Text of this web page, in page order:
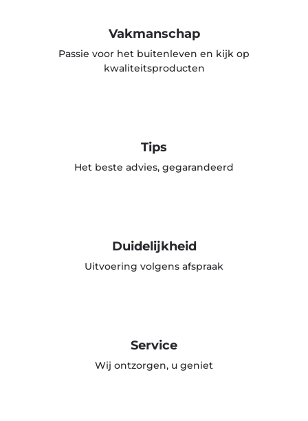
Vakmanschap
Passie voor het buitenleven en kijk op
kwaliteitsproducten
Tips
Het beste advies, gegarandeerd
Duidelijkheid
Uitvoering volgens afspraak
Service
Wij ontzorgen, u geniet